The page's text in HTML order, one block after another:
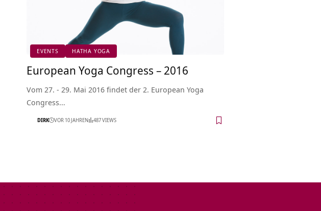
EVENTS HATHA YOGA
European Yoga Congress – 2016
Vom 27. - 29. Mai 2016 findet der 2. European Yoga
Congress…
DIRK VOR 10 JAHREN 487 VIEWS